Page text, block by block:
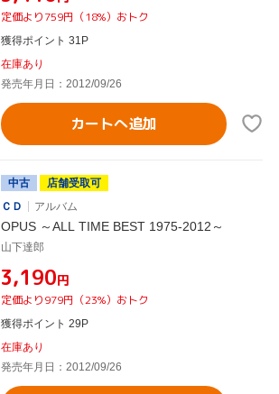
定価より759円（18%）おトク
獲得ポイント 31P
在庫あり
発売年月日：2012/09/26
カートへ追加
中古
店舗受取可
ＣＤ
アルバム
OPUS ～ALL TIME BEST 1975-2012～
山下達郎
¥3,190円
定価より979円（23%）おトク
獲得ポイント 29P
在庫あり
発売年月日：2012/09/26